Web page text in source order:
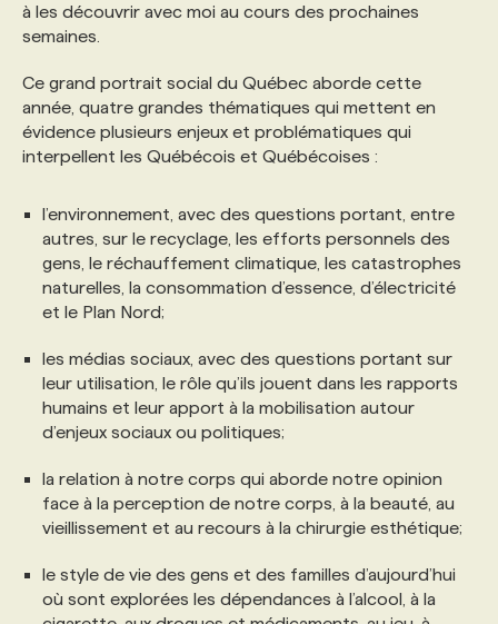
NOS AUTEUR‧RICES
POURQUOI CHOISIR NOS FORMATIONS
NOS TARIFS
FAQ
FAQ
ANNONCEZ AVEC NOUS
à les découvrir avec moi au cours des prochaines
semaines.
Ce grand portrait social du Québec aborde cette
année, quatre grandes thématiques qui mettent en
évidence plusieurs enjeux et problématiques qui
interpellent les Québécois et Québécoises :
l’environnement, avec des questions portant, entre
autres, sur le recyclage, les efforts personnels des
gens, le réchauffement climatique, les catastrophes
naturelles, la consommation d’essence, d’électricité
et le Plan Nord;
les médias sociaux, avec des questions portant sur
leur utilisation, le rôle qu’ils jouent dans les rapports
humains et leur apport à la mobilisation autour
d’enjeux sociaux ou politiques;
la relation à notre corps qui aborde notre opinion
face à la perception de notre corps, à la beauté, au
vieillissement et au recours à la chirurgie esthétique;
le style de vie des gens et des familles d’aujourd’hui
où sont explorées les dépendances à l’alcool, à la